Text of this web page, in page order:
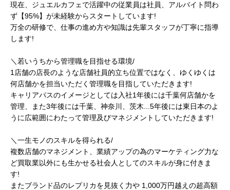
現在、ジュエルカフェで活躍中の従業員は社員、アルバイト問わ
ず【95%】が未経験からスタートしています!
万全の研修で、仕事の進め方や知識は先輩スタッフが丁寧に指導
します!
＼若いうちから管理職を目指せる環境/
1店舗の店長のような店舗社員的立ち位置ではなく、ゆくゆくは
何店舗かを担当いただく管理職を目指していただきます!
キャリアパスのイメージとしては入社1年後には千葉何店舗かを
管理、また3年後には千葉、神奈川、茨木...5年後には東日本のよ
うに広範囲にわたって管理及びマネジメントしていただきます!
＼一生モノのスキルを得られる/
複数店舗のマネジメント、業績アップの為のマーケティング力な
ど買取業以外にも生かせる社会人としてのスキルが身に付きま
す!
またブランド品のレプリカを見抜く力や 1,000万円越えの超高額